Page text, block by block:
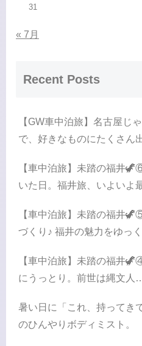
31
« 7月
Recent Posts
【GW車中泊旅】名古屋じ
で、好きなものにたくさん
【車中泊旅】未踏の福井
いた日。福井旅、いよいよ
【車中泊旅】未踏の福井
づくり♪ 福井の魅力をゆっ
【車中泊旅】未踏の福井
にうっとり。前世は縄文人
暑い日に「これ、持ってき
のひんやりボディミスト。